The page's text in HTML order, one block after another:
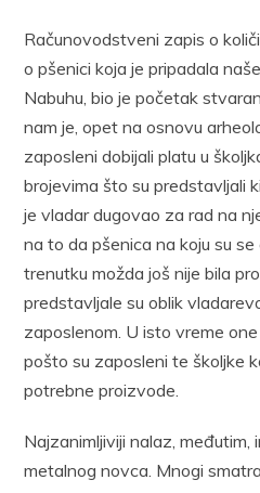
Računovodstveni zapis o
o pšenici koja je pripadala
Nabuhu, bio je početak
nam je, opet na osnovu
zaposleni dobijali platu u
brojevima što su predstavljali
je vladar dugovao za rad na
na to da pšenica na koju su
trenutku možda još nije bila
predstavljale su oblik
zaposlenom. U isto vreme
pošto su zaposleni te školjke
potrebne proizvode.
Najzanimljiviji nalaz,
metalnog novca. Mnogi